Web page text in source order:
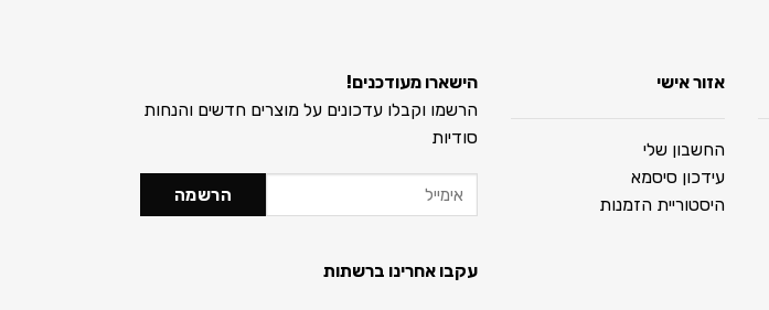
אזור אישי
החשבון שלי
עידכון סיסמא
היסטוריית הזמנות
הישארו מעודכנים!
הרשמו וקבלו עדכונים על מוצרים חדשים והנחות
סודיות
עקבו אחרינו ברשתות